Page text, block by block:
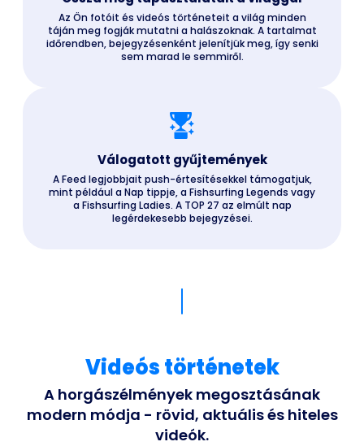
Az Ön fotóit és videós történeteit a világ minden
táján meg fogják mutatni a halászoknak. A tartalmat
időrendben, bejegyzésenként jelenítjük meg, így senki
sem marad le semmiről.
Válogatott gyűjtemények
A Feed legjobbjait push-értesítésekkel támogatjuk,
mint például a Nap tippje, a Fishsurfing Legends vagy
a Fishsurfing Ladies. A TOP 27 az elmúlt nap
legérdekesebb bejegyzései.
Videós történetek
A horgászélmények megosztásának
modern módja - rövid, aktuális és hiteles
videók.